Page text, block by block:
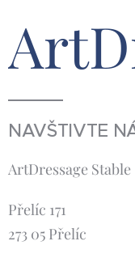
NAVŠTIVTE
ArtDressage Stable
Přelíc 171
273 05 Přelíc